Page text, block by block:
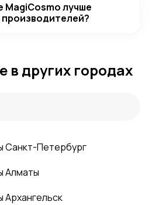
MagiCosmo лучше
в других городах
Санкт-Петербург
Алматы
Архангельск